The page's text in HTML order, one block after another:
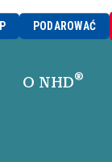
PODAROWAĆ
O NHD®